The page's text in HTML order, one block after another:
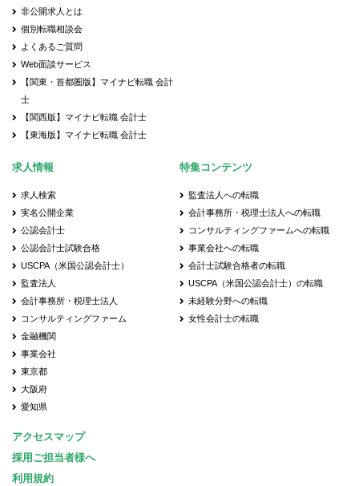
非公開求人とは
個別転職相談会
よくあるご質問
Web面談サービス
【関東・首都圏版】マイナビ転職 会計
士
【関西版】マイナビ転職 会計士
【東海版】マイナビ転職 会計士
求人情報
求人検索
実名公開企業
公認会計士
公認会計士試験合格
USCPA（米国公認会計士）
監査法人
会計事務所・税理士法人
コンサルティングファーム
金融機関
事業会社
東京都
大阪府
愛知県
特集コンテンツ
監査法人への転職
会計事務所・税理士法人への転職
コンサルティングファームへの転職
事業会社への転職
会計士試験合格者の転職
USCPA（米国公認会計士）の転職
未経験分野への転職
女性会計士の転職
アクセスマップ
採用ご担当者様へ
利用規約